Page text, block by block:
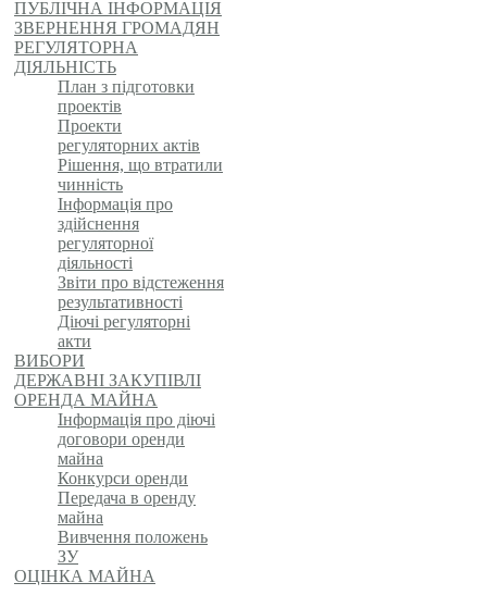
ПУБЛІЧНА ІНФОРМАЦІЯ
ЗВЕРНЕННЯ ГРОМАДЯН
РЕГУЛЯТОРНА
ДІЯЛЬНІСТЬ
План з підготовки
проектів
Проекти
регуляторних актів
Рішення, що втратили
чинність
Інформація про
здійснення
регуляторної
діяльності
Звіти про відстеження
результативності
Діючі регуляторні
акти
ВИБОРИ
ДЕРЖАВНІ ЗАКУПІВЛІ
ОРЕНДА МАЙНА
Інформація про діючі
договори оренди
майна
Конкурси оренди
Передача в оренду
майна
Вивчення положень
ЗУ
ОЦІНКА МАЙНА